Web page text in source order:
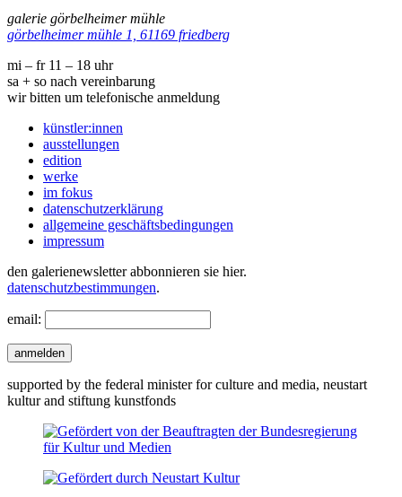
galerie görbelheimer mühle
görbelheimer mühle 1, 61169 friedberg
mi – fr 11 – 18 uhr
sa + so nach vereinbarung
wir bitten um telefonische anmeldung
künstler:innen
ausstellungen
edition
werke
im fokus
datenschutzerklärung
allgemeine geschäftsbedingungen
impressum
den galerienewsletter abbonnieren sie hier.
datenschutzbestimmungen.
email:
anmelden
supported by the federal minister for culture and media, neustart
kultur and stiftung kunstfonds